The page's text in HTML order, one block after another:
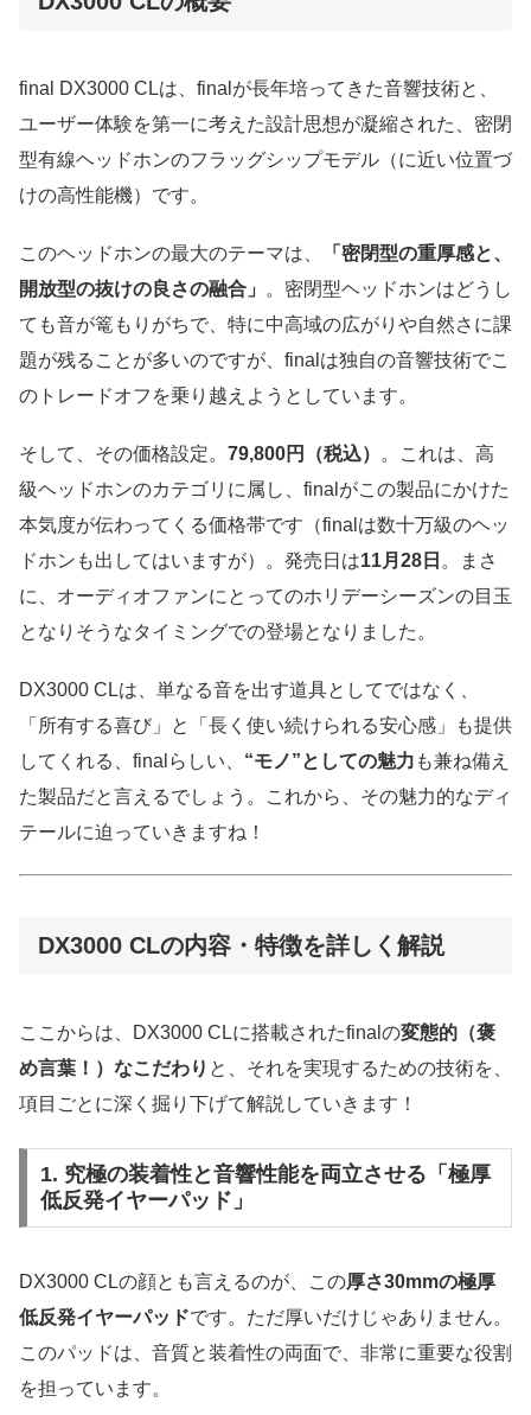
final DX3000 CLは、finalが長年培ってきた音響技術と、
ユーザー体験を第一に考えた設計思想が凝縮された、密閉
型有線ヘッドホンのフラッグシップモデル（に近い位置づ
けの高性能機）です。
このヘッドホンの最大のテーマは、
「密閉型の重厚感と、
開放型の抜けの良さの融合」
。密閉型ヘッドホンはどうし
ても音が篭もりがちで、特に中高域の広がりや自然さに課
題が残ることが多いのですが、finalは独自の音響技術でこ
のトレードオフを乗り越えようとしています。
そして、その価格設定。 79,800円（税込）
。これは、高
級ヘッドホンのカテゴリに属し、finalがこの製品にかけた
本気度が伝わってくる価格帯です（finalは数十万級のヘッ
ドホンも出してはいますが）。発売日は11月28日 。まさ
に、オーディオファンにとってのホリデーシーズンの目玉
となりそうなタイミングでの登場となりました。
DX3000 CLは、単なる音を出す道具としてではなく、
「所有する喜び」と「長く使い続けられる安心感」も提供
してくれる、finalらしい、 “モノ”としての魅力 も兼ね備え
た製品だと言えるでしょう。これから、その魅力的なディ
テールに迫っていきますね！
DX3000 CLの内容・特徴を詳しく解説
ここからは、DX3000 CLに搭載されたfinalの変態的（褒
め言葉！）なこだわり と、それを実現するための技術を、
項目ごとに深く掘り下げて解説していきます！
1. 究極の装着性と音響性能を両立させる「極厚
低反発イヤーパッド」
DX3000 CLの顔とも言えるのが、この厚さ30mmの極厚
低反発イヤーパッドです。ただ厚いだけじゃありません。
このパッドは、音質と装着性の両面で、非常に重要な役割
を担っています。